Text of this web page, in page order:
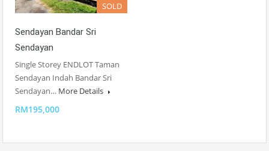
SOLD
Sendayan Bandar Sri
Sendayan
Single Storey ENDLOT Taman
Sendayan Indah Bandar Sri
Sendayan… More Details
RM195,000